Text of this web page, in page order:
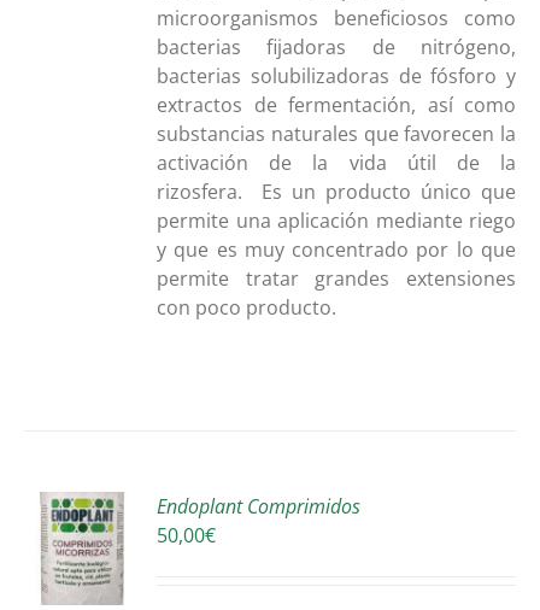
microorganismos beneficiosos como
bacterias fijadoras de nitrógeno,
bacterias solubilizadoras de fósforo y
extractos de fermentación, así como
substancias naturales que favorecen la
activación de la vida útil de la
rizosfera. Es un producto único que
permite una aplicación mediante riego
y que es muy concentrado por lo que
permite tratar grandes extensiones
con poco producto.
Endoplant Comprimidos
50,00€